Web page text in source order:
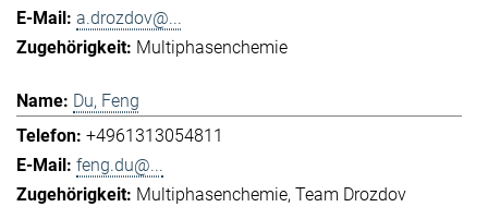
a.drozdov@...
Multiphasenchemie
Du, Feng
+4961313054811
feng.du@...
Multiphasenchemie Team Drozdov